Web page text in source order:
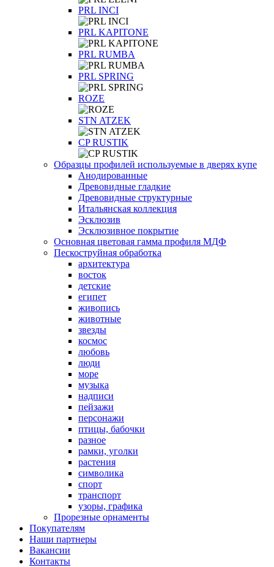
PRL INCI
PRL KAPITONE
PRL RUMBA
PRL SPRING
ROZE
STN ATZEK
СP RUSTIK
Образцы профилей используемые в дверях купе
Анодированные
Древовидные гладкие
Древовидные структурные
Итальянская коллекция
Эсклюзив
Эсклюзивное покрытие
Основная цветовая гамма профиля МДФ
Пескоструйная обработка
архитектура
восток
детские
египет
живопись
животные
звезды
космос
любовь
люди
море
музыка
надписи
пейзажи
персонажи
птицы, бабочки
разное
рамки, уголки
растения
символика
спорт
транспорт
узоры, графика
Прорезные орнаменты
Покупателям
Наши партнеры
Вакансии
Контакты